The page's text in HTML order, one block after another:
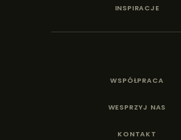
INSPIRACJE
WSPÓŁPRACA
WESPRZYJ NAS
KONTAKT